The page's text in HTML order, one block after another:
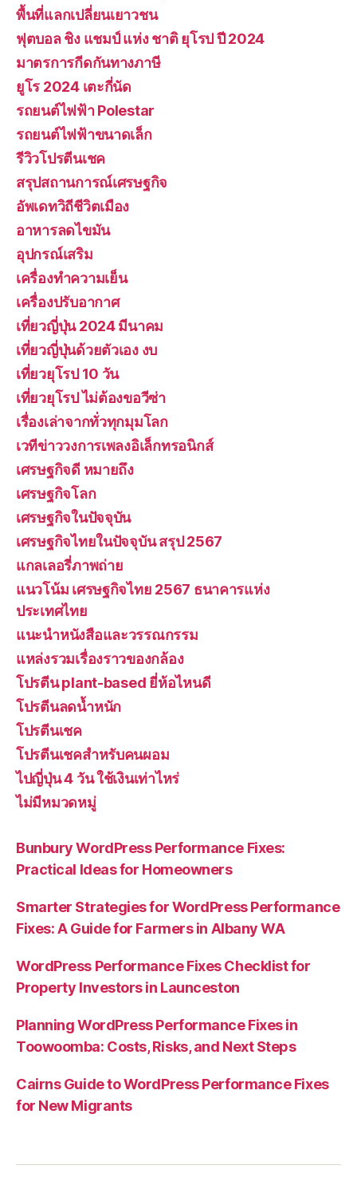
พื้นที่แลกเปลี่ยนเยาวชน
ฟุตบอล ชิง แชมป์ แห่ง ชาติ ยุโรป ปี 2024
มาตรการกีดกันทางภาษี
ยูโร 2024 เตะกี่นัด
รถยนต์ไฟฟ้า Polestar
รถยนต์ไฟฟ้าขนาดเล็ก
รีวิวโปรตีนเชค
สรุปสถานการณ์เศรษฐกิจ
อัพเดทวิถีชีวิตเมือง
อาหารลดไขมัน
อุปกรณ์เสริม
เครื่องทำความเย็น
เครื่องปรับอากาศ
เที่ยวญี่ปุ่น 2024 มีนาคม
เที่ยวญี่ปุ่นด้วยตัวเอง งบ
เที่ยวยุโรป 10 วัน
เที่ยวยุโรป ไม่ต้องขอวีซ่า
เรื่องเล่าจากทั่วทุกมุมโลก
เวทีข่าววงการเพลงอิเล็กทรอนิกส์
เศรษฐกิจดี หมายถึง
เศรษฐกิจโลก
เศรษฐกิจในปัจจุบัน
เศรษฐกิจไทยในปัจจุบัน สรุป 2567
แกลเลอรี่ภาพถ่าย
แนวโน้ม เศรษฐกิจไทย 2567 ธนาคารแห่ง
ประเทศไทย
แนะนำหนังสือและวรรณกรรม
แหล่งรวมเรื่องราวของกล้อง
โปรตีน plant-based ยี่ห้อไหนดี
โปรตีนลดน้ำหนัก
โปรตีนเชค
โปรตีนเชคสำหรับคนผอม
ไปญี่ปุ่น 4 วัน ใช้เงินเท่าไหร่
ไม่มีหมวดหมู่
Bunbury WordPress Performance Fixes:
Practical Ideas for Homeowners
Smarter Strategies for WordPress Performance
Fixes: A Guide for Farmers in Albany WA
WordPress Performance Fixes Checklist for
Property Investors in Launceston
Planning WordPress Performance Fixes in
Toowoomba: Costs, Risks, and Next Steps
Cairns Guide to WordPress Performance Fixes
for New Migrants